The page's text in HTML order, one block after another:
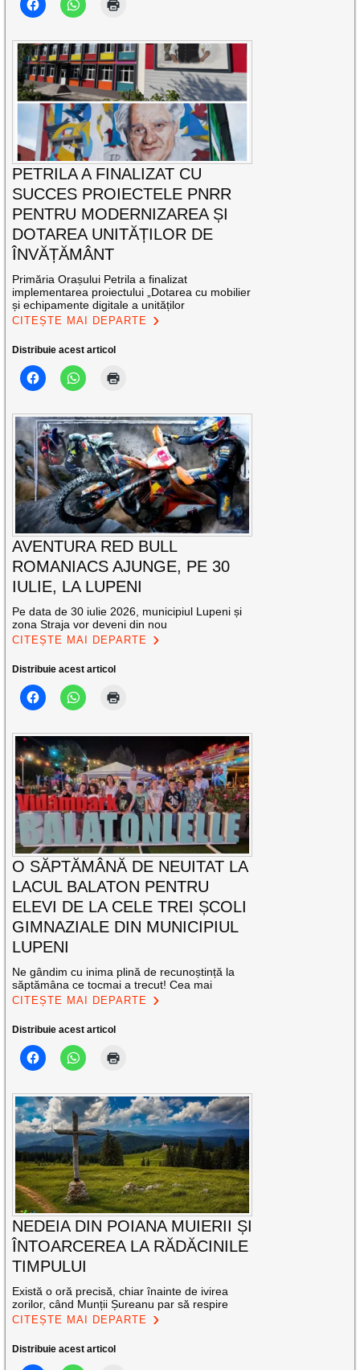
PETRILA A FINALIZAT CU
SUCCES PROIECTELE PNRR
PENTRU MODERNIZAREA ȘI
DOTAREA UNITĂȚILOR DE
ÎNVĂȚĂMÂNT
Primăria Orașului Petrila a finalizat
implementarea proiectului „Dotarea cu mobilier
și echipamente digitale a unităților
CITEȘTE MAI DEPARTE
Distribuie acest articol
AVENTURA RED BULL
ROMANIACS AJUNGE, PE 30
IULIE, LA LUPENI
Pe data de 30 iulie 2026, municipiul Lupeni și
zona Straja vor deveni din nou
CITEȘTE MAI DEPARTE
Distribuie acest articol
O SĂPTĂMÂNĂ DE NEUITAT LA
LACUL BALATON PENTRU
ELEVI DE LA CELE TREI ȘCOLI
GIMNAZIALE DIN MUNICIPIUL
LUPENI
Ne gândim cu inima plină de recunoștință la
săptămâna ce tocmai a trecut! Cea mai
CITEȘTE MAI DEPARTE
Distribuie acest articol
NEDEIA DIN POIANA MUIERII ȘI
ÎNTOARCEREA LA RĂDĂCINILE
TIMPULUI
Există o oră precisă, chiar înainte de ivirea
zorilor, când Munții Șureanu par să respire
CITEȘTE MAI DEPARTE
Distribuie acest articol